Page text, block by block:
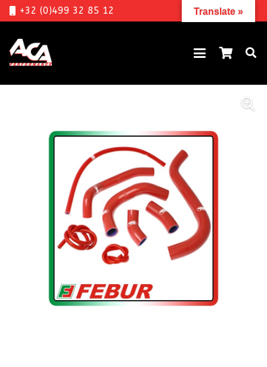
+32 (0)499 32 85 12 Translate »